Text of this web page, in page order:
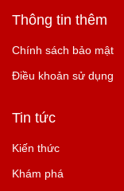
Thông tin thêm
Chính sách bảo mật
Điều khoản sử dụng
Tin tức
Kiến thức
Khám phá